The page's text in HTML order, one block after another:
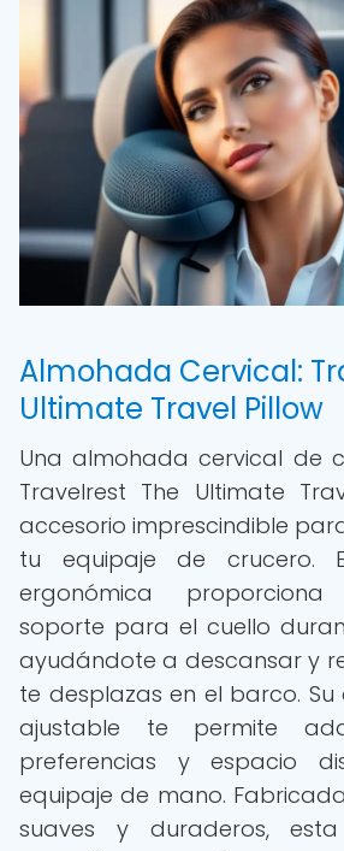
Almohada Cervical:
Ultimate Travel Pillow
Una almohada cervical de
Travelrest The Ultimate
accesorio imprescindible
tu equipaje de crucero.
ergonómica
soporte para el cuello
ayudándote a descansar y
te desplazas en el barco. Su
ajustable te permite
preferencias y espacio
equipaje de mano.
suaves y duraderos,